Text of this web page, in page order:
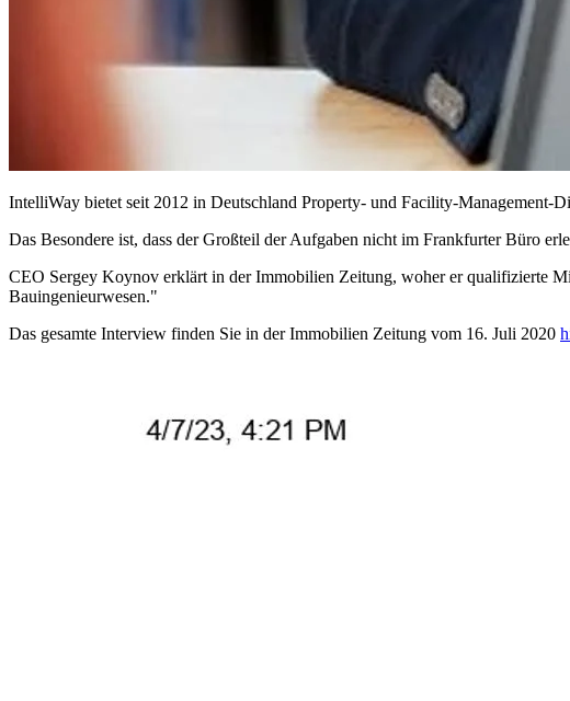
IntelliWay bietet seit 2012 in Deutschland Property- und Facility-Management-
Das Besondere ist, dass der Großteil der Aufgaben nicht im Frankfurter Büro
CEO Sergey Koynov erklärt in der Immobilien Zeitung, woher er qualifizierte
Bauingenieurwesen."
Das gesamte Interview finden Sie in der Immobilien Zeitung vom 16. Juli 2020